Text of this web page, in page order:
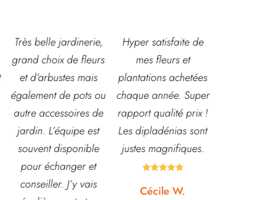
Hyper satisfaite de
mes fleurs et
plantations achetées
chaque année. Super
rapport qualité prix !
Les dipladénias sont
justes magnifiques.

Cécile W.
Composition
magnifique pour le
baptême et le
mariage!
Bouquet mariée,
centre de table et
Bouquet table
d'honneur.
Rapport qualité-prix,